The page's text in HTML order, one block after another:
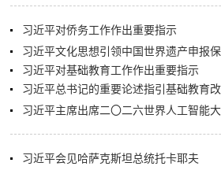
习近平对侨务工作作出重要指示
习近平对基础教育工作作出重要指示
习近平会见哈萨克斯坦总统托卡耶夫